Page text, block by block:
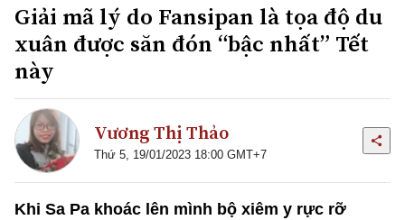
Giải mã lý do Fansipan là tọa độ du
xuân được săn đón “bậc nhất” Tết
này
Vương Thị Thảo
Thứ 5, 19/01/2023 18:00 GMT+7
Khi Sa Pa khoác lên mình bộ xiêm y rực rỡ